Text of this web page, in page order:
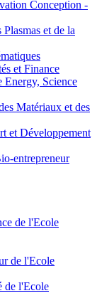
Conception -
et de la
et Finance
Science
Matériaux et des
et Développement
entrepreneur
de l'Ecole
de l'Ecole
de l'Ecole